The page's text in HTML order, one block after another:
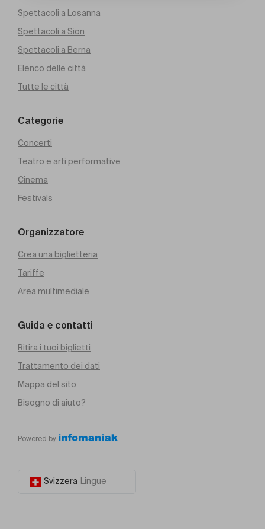
Spettacoli a Losanna
Spettacoli a Sion
Spettacoli a Berna
Elenco delle città
Tutte le città
Categorie
Concerti
Teatro e arti performative
Cinema
Festivals
Organizzatore
Crea una biglietteria
Tariffe
Area multimediale
Guida e contatti
Ritira i tuoi biglietti
Trattamento dei dati
Mappa del sito
Bisogno di aiuto?
Powered by
Svizzera Lingue